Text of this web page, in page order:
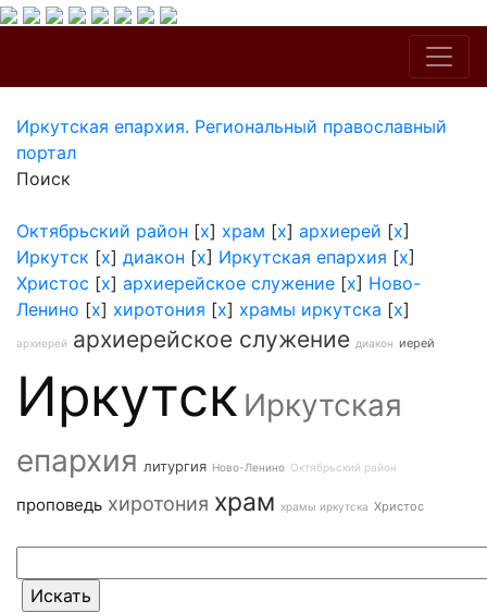
Иркутская епархия. Региональный православный
портал
Поиск
Октябрьский район [x] храм [x] архиерей [x]
Иркутск [x] диакон [x] Иркутская епархия [x]
Христос [x] архиерейское служение [x] Ново-
Ленино [x] хиротония [x] храмы иркутска [x]
архиерей архиерейское служение диакон иерей
Иркутск Иркутская
епархия литургия Ново-Ленино Октябрьский район
проповедь хиротония храм храмы иркутска Христос